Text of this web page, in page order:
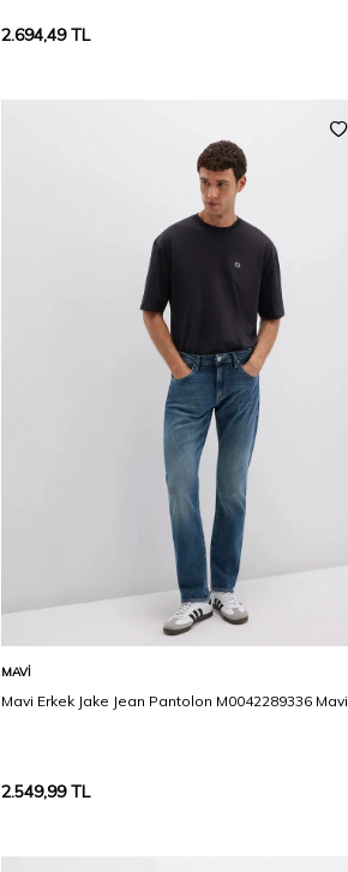
2.694,49TL
MAVI
Mavi Erkek Jake Jean Pantolon M0042289336 Mavi
2.549,99TL